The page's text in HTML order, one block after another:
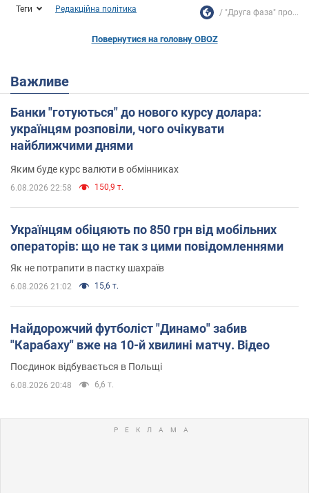
Теги Редакційна політика "Друга фаза" про...
Повернутися на головну OBOZ
Важливе
Банки "готуються" до нового курсу долара:
українцям розповіли, чого очікувати
найближчими днями
Яким буде курс валюти в обмінниках
6.08.2026 22:58 150,9 т.
Українцям обіцяють по 850 грн від мобільних
операторів: що не так з цими повідомленнями
Як не потрапити в пастку шахраїв
6.08.2026 21:02 15,6 т.
Найдорожчий футболіст "Динамо" забив
"Карабаху" вже на 10-й хвилині матчу. Відео
Поєдинок відбувається в Польщі
6.08.2026 20:48 6,6 т.